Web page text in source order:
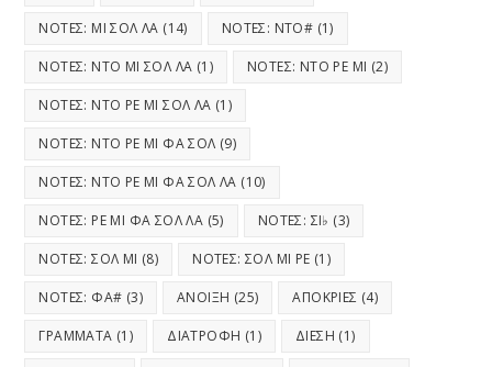
ΝΟΤΕΣ: ΜΙ ΣΟΛ ΛΑ (14) ΝΟΤΕΣ: ΝΤΟ# (1)
ΝΟΤΕΣ: ΝΤΟ ΜΙ ΣΟΛ ΛΑ (1) ΝΟΤΕΣ: ΝΤΟ ΡΕ ΜΙ (2)
ΝΟΤΕΣ: ΝΤΟ ΡΕ ΜΙ ΣΟΛ ΛΑ (1)
ΝΟΤΕΣ: ΝΤΟ ΡΕ ΜΙ ΦΑ ΣΟΛ (9)
ΝΟΤΕΣ: ΝΤΟ ΡΕ ΜΙ ΦΑ ΣΟΛ ΛΑ (10)
ΝΟΤΕΣ: ΡΕ ΜΙ ΦΑ ΣΟΛ ΛΑ (5) ΝΟΤΕΣ: ΣΙ♭ (3)
ΝΟΤΕΣ: ΣΟΛ ΜΙ (8) ΝΟΤΕΣ: ΣΟΛ ΜΙ ΡΕ (1)
ΝΟΤΕΣ: ΦΑ# (3) ΑΝΟΙΞΗ (25) ΑΠΟΚΡΙΕΣ (4)
ΓΡΑΜΜΑΤΑ (1) ΔΙΑΤΡΟΦΗ (1) ΔΙΕΣΗ (1)